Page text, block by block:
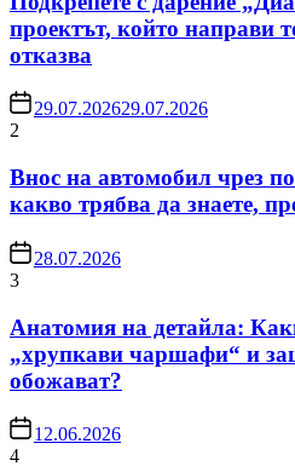
проектът, който направи
отказва
29.07.202629.07.2026
2
Внос на автомобил чрез
какво трябва да знаете,
28.07.2026
3
Анатомия на детайла:
„хрупкави чаршафи“ и
обожават?
12.06.2026
4